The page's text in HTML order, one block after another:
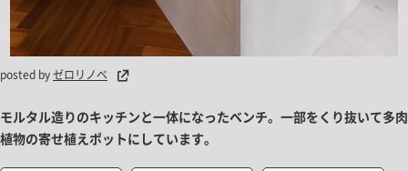
posted byゼロリノベ
モルタル造りのキッチンと一体になったベンチ。一部をくり抜いて多肉
植物の寄せ植えポットにしています。